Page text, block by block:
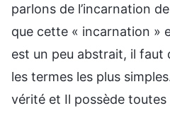
parlons de l’incarnation
que cette « incarnation »
est un peu abstrait, il faut
les termes les plus
vérité et Il possède toutes